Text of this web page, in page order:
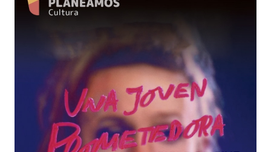
Centros Sociales y Asistenciales
Empleo y Seguridad Social
Servicios Comarcales
Servicios Provinciales
TURISMO